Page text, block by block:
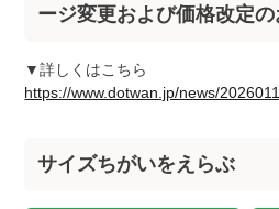
ージ変更および価格改定
▼詳しくはこちら
https://www.dotwan.jp/news/
サイズちがいをえらぶ